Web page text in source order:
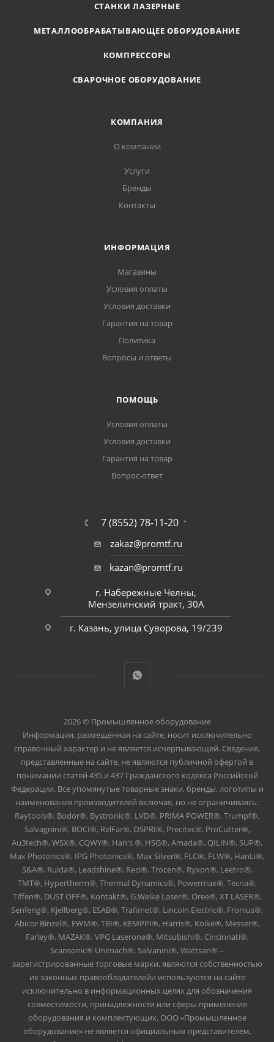
СТАНКИ ЛАЗЕРНЫЕ
МЕТАЛЛООБРАБАТЫВАЮЩЕЕ ОБОРУДОВАНИЕ
КОМПРЕССОРЫ
СВАРОЧНОЕ ОБОРУДОВАНИЕ
КОМПАНИЯ
О компании
Услуги
Бренды
Контакты
ИНФОРМАЦИЯ
Магазины
Условия оплаты
Условия доставки
Гарантия на товар
Политика
Вопросы и ответы
ПОМОЩЬ
Условия оплаты
Условия доставки
Гарантия на товар
Вопрос-ответ
7 (8552) 78-11-20
zakaz@promtf.ru
kazan@promtf.ru
г. Набережные Челны,
Мензелинский тракт, 30А
г. Казань, улица Суворова, 19/239
2026 © Промышленное оборудование
Информация, размещённая на сайте, носит исключительно
справочный характер и не является исчерпывающей. Сведения,
представленные на сайте, не являются публичной офертой в
понимании статей 435 и 437 Гражданского кодекса Российской
Федерации. Все упомянутые товарные знаки, бренды, логотипы и
наименования производителей включая, но не ограничиваясь:
Raytools®, Bodor®, Bystronic®, LVD®, PRIMA POWER®, Trumpf®,
Salvagnini®, BOCI®, RelFar®, OSPRI®, Precitec®, ProCutter®,
Au3tech®, WSX®, CQWY®, Han's ®, HSG®, Amada®, QILIN®, SUP®,
Max Photonics®, IPG Photonics®, Max Silver®, FLC®, FLW®, HanLi®,
S&A®, Ruida®, Leadshine®, Reci®, Trocen®, Ryxon®, Leetro®,
TMT®, Hypertherm®, Thermal Dynamics®, Powermax®, Tecna®,
Tiffen®, DUST OFF®, Kontakt®, G.Weike Laser®, Oree®, XT LASER®,
Senfeng®, Kjellberg®, ESAB®, Trafimet®, Lincoln Electric®, Fronius®,
Abicor Binzel®, EWM®, TBI®, KEMPPI®, Harris®, Koike®, Messer®,
Farley®, MAZAK®, VPG Laserone®, Mitsubishi®, Cincinnati®,
Scansonic® Unimach®, Salvanini®, Wattsan® –
зарегистрированные торговые марки, являются собственностью
их законных правообладателейи используются на сайте
исключительно в информационных целях для обозначения
совместимости, принадлежности или сферы применения
оборудования и комплектующих. ООО «Промышленное
оборудование» не является официальным представителем,